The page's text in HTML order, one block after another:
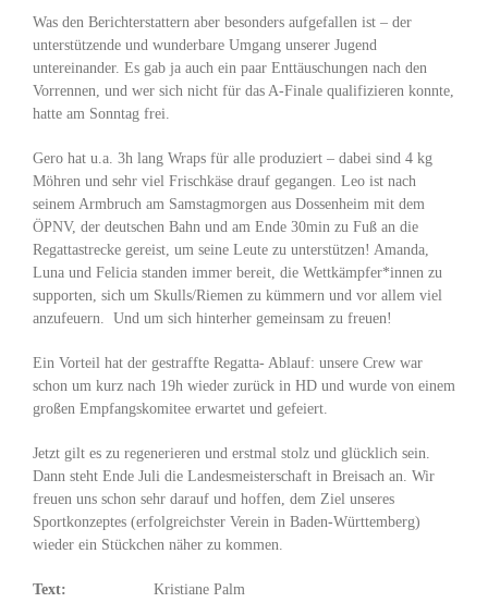
Was den Berichterstattern aber besonders aufgefallen ist – der
unterstützende und wunderbare Umgang unserer Jugend
untereinander. Es gab ja auch ein paar Enttäuschungen nach den
Vorrennen, und wer sich nicht für das A-Finale qualifizieren konnte,
hatte am Sonntag frei.
Gero hat u.a. 3h lang Wraps für alle produziert – dabei sind 4 kg
Möhren und sehr viel Frischkäse drauf gegangen. Leo ist nach
seinem Armbruch am Samstagmorgen aus Dossenheim mit dem
ÖPNV, der deutschen Bahn und am Ende 30min zu Fuß an die
Regattastrecke gereist, um seine Leute zu unterstützen! Amanda,
Luna und Felicia standen immer bereit, die Wettkämpfer*innen zu
supporten, sich um Skulls/Riemen zu kümmern und vor allem viel
anzufeuern. Und um sich hinterher gemeinsam zu freuen!
Ein Vorteil hat der gestraffte Regatta- Ablauf: unsere Crew war
schon um kurz nach 19h wieder zurück in HD und wurde von einem
großen Empfangskomitee erwartet und gefeiert.
Jetzt gilt es zu regenerieren und erstmal stolz und glücklich sein.
Dann steht Ende Juli die Landesmeisterschaft in Breisach an. Wir
freuen uns schon sehr darauf und hoffen, dem Ziel unseres
Sportkonzeptes (erfolgreichster Verein in Baden-Württemberg)
wieder ein Stückchen näher zu kommen.
Text: Kristiane Palm